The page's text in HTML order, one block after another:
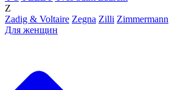
Z
Zadig & Voltaire Zegna Zilli Zimmermann
Для женщин